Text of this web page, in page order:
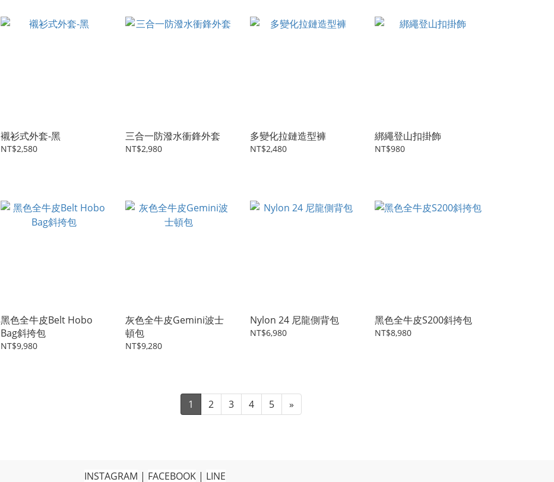
襯衫式外套-黑
NT$2,580
三合一防潑水衝鋒外套
NT$2,980
多變化拉鏈造型褲
NT$2,480
綁繩登山扣掛飾
NT$980
黑色全牛皮Belt Hobo
Bag斜挎包
NT$9,980
灰色全牛皮Gemini波士
頓包
NT$9,280
Nylon 24 尼龍側背包
NT$6,980
黑色全牛皮S200斜挎包
NT$8,980
1 2 3 4 5 »
INSTAGRAM | FACEBOOK | LINE